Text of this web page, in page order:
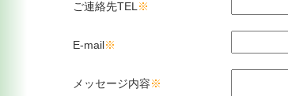
ご連絡先TEL※
E-mail※
メッセージ内容※